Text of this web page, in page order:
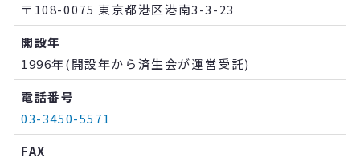
〒108-0075 東京都港区港南3-3-23
開設年
1996年(開設年から済生会が運営受託)
電話番号
03-3450-5571
FAX